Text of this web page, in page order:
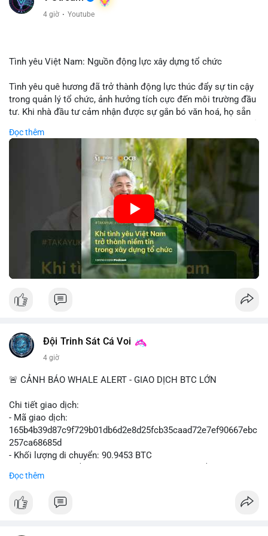
4 giờ · Youtube
Tình yêu Việt Nam: Nguồn động lực xây dựng tổ chức
Tình yêu quê hương đã trở thành động lực thúc đẩy sự tin cậy
trong quản lý tổ chức, ảnh hưởng tích cực đến môi trường đầu
tư. Khi nhà đầu tư cảm nhận được sự gắn bó văn hoá, họ sẵn
các công ty blockchain và tiền mã hoá. Sự tăng cường niềm
tin này giúp giảm rủi ro thị trường, cải thiện chi phí vốn và thúc
đẩy sự phát triển bền vững của ngành công nghệ tài chính. Các
nhà quản lý cần khai thác tinh thần này để xây dựng chiến lược
phát triển bền vững và thu hút vốn đầu tư.
🎥 Xem video trực tiếp tại:
Nguồn: VIETSUCCESS
Đọc thêm
Đội Trinh Sát Cá Voi
4 giờ
🚨 CẢNH BÁO WHALE ALERT - GIAO DỊCH BTC LỚN
Chi tiết giao dịch:
- Mã giao dịch:
165b4b39d87c9f729b01db6d2e8d25fcb35caad72e7ef90667ebc
257ca68685d
- Khối lượng di chuyển: 90.9453 BTC
USD)
Đọc thêm